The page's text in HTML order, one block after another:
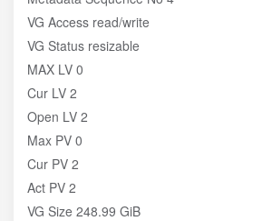
VG Access read/write
VG Status resizable
MAX LV 0
Cur LV 2
Open LV 2
Max PV 0
Cur PV 2
Act PV 2
VG Size 248.99 GiB